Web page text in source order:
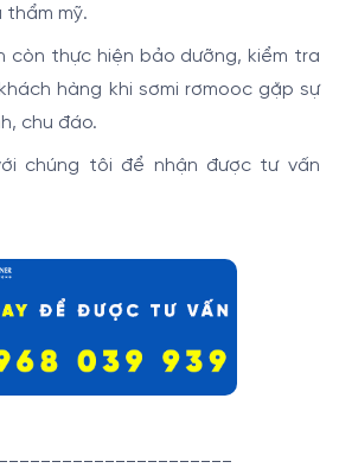
thẩm mỹ.
còn thực hiện bảo dưỡng, kiểm tra
hàng khi sơmi rơmooc gặp sự
chu đáo.
chúng tôi để nhận được tư vấn